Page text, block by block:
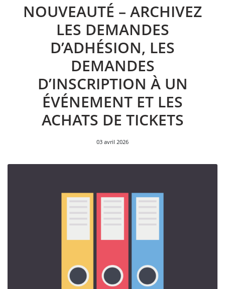
NOUVEAUTÉ – ARCHIVEZ
LES DEMANDES
D’ADHÉSION, LES
DEMANDES
D’INSCRIPTION À UN
ÉVÉNEMENT ET LES
ACHATS DE TICKETS
03 avril 2026